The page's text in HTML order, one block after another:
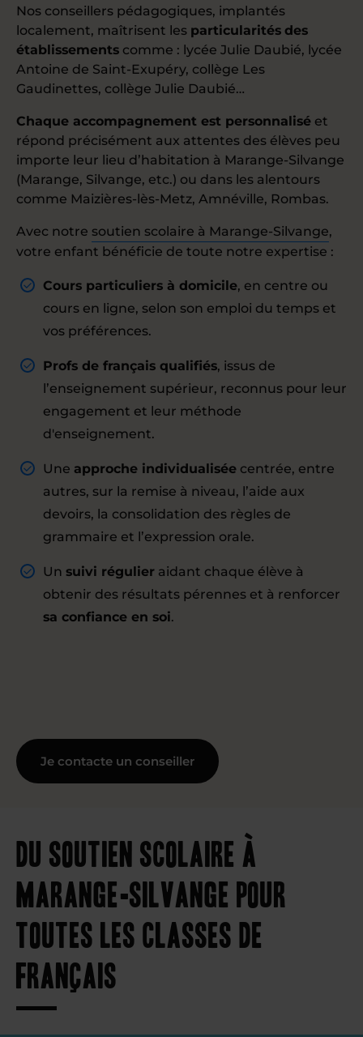
Nos conseillers pédagogiques, implantés
localement, maîtrisent les particularités des
établissements comme : lycée Julie Daubié, lycée
Antoine de Saint-Exupéry, collège Les
Gaudinettes, collège Julie Daubié…
Chaque accompagnement est personnalisé et
répond précisément aux attentes des élèves peu
importe leur lieu d’habitation à Marange-Silvange
(Marange, Silvange, etc.) ou dans les alentours
comme Maizières-lès-Metz, Amnéville, Rombas.
Avec notre soutien scolaire à Marange-Silvange,
votre enfant bénéficie de toute notre expertise :
Cours particuliers à domicile, en centre ou
cours en ligne, selon son emploi du temps et
vos préférences.
Profs de français qualifiés, issus de
l’enseignement supérieur, reconnus pour leur
engagement et leur méthode
d'enseignement.
Une approche individualisée centrée, entre
autres, sur la remise à niveau, l’aide aux
devoirs, la consolidation des règles de
grammaire et l’expression orale.
Un suivi régulier aidant chaque élève à
obtenir des résultats pérennes et à renforcer
sa confiance en soi.
Je contacte un conseiller
Du soutien scolaire à
Marange-Silvange pour
toutes les classes de
français